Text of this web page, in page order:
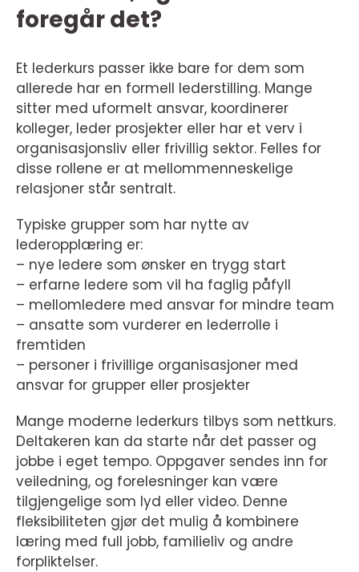
foregår det?
Et lederkurs passer ikke bare for dem som
allerede har en formell lederstilling. Mange
sitter med uformelt ansvar, koordinerer
kolleger, leder prosjekter eller har et verv i
organisasjonsliv eller frivillig sektor. Felles for
disse rollene er at mellommenneskelige
relasjoner står sentralt.
Typiske grupper som har nytte av
lederopplæring er:
– nye ledere som ønsker en trygg start
– erfarne ledere som vil ha faglig påfyll
– mellomledere med ansvar for mindre team
– ansatte som vurderer en lederrolle i
fremtiden
– personer i frivillige organisasjoner med
ansvar for grupper eller prosjekter
Mange moderne lederkurs tilbys som nettkurs.
Deltakeren kan da starte når det passer og
jobbe i eget tempo. Oppgaver sendes inn for
veiledning, og forelesninger kan være
tilgjengelige som lyd eller video. Denne
fleksibiliteten gjør det mulig å kombinere
læring med full jobb, familieliv og andre
forpliktelser.